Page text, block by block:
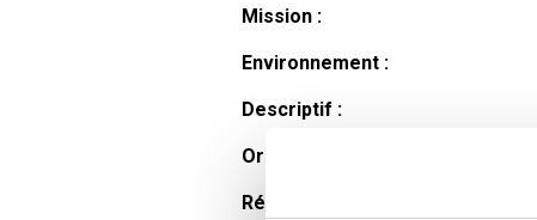
Mission :
Environnement :
Descriptif :
Organisation et horaires :
Rémunération :